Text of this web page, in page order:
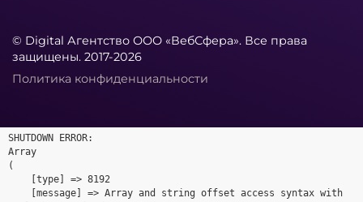
© Digital Агентство ООО «ВебСфера». Все права
защищены. 2017-2026
Политика конфиденциальности
SHUTDOWN ERROR:
Array
(